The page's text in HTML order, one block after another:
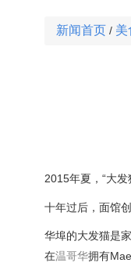
新闻首页 / 美
2015年夏，“大
十年过后，面馆
华埠的大发猫是
在温哥华拥有